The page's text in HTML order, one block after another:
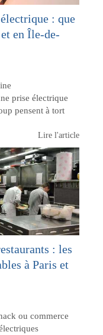
: que
en Île-de-
prise électrique
pensent à tort
Lire l'article
: les
à Paris et
ou commerce